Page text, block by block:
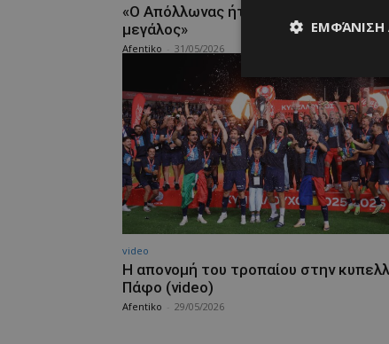
«Ο Απόλλωνας ήταν, είναι και θα
μεγάλος»
Afentiko 31/05/2026
video
Η απονομή του τροπαίου στην
Πάφο (video)
Afentiko 29/05/2026
ΕΜΦΆΝΙΣΗ